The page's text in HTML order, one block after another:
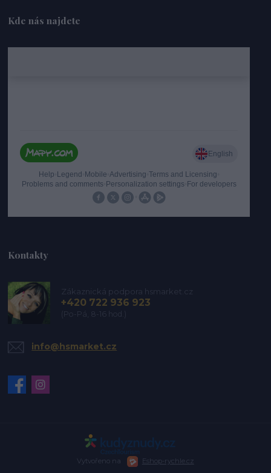
Kde nás najdete
Kontakty
Zákaznická podpora hsmarket.cz
+420 722 936 923
(Po-Pá, 8-16 hod.)
info@hsmarket.cz
Vytvořeno na Eshop-rychle.cz